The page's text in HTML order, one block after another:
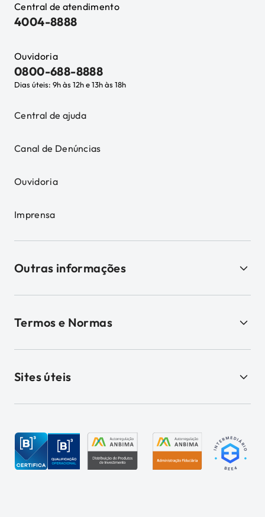
Central de atendimento
4004-8888
Ouvidoria
0800-688-8888
Dias úteis: 9h às 12h e 13h às 18h
Central de ajuda
Canal de Denúncias
Ouvidoria
Imprensa
Outras informações
Termos e Normas
Sites úteis